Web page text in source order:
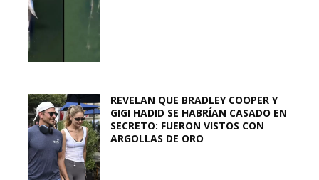
REVELAN QUE BRADLEY COOPER Y
GIGI HADID SE HABRÍAN CASADO EN
SECRETO: FUERON VISTOS CON
ARGOLLAS DE ORO